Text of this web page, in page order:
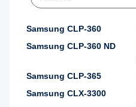
Samsung CLP-360
Samsung CLP-360 ND
Samsung CLP-365
Samsung CLX-3300